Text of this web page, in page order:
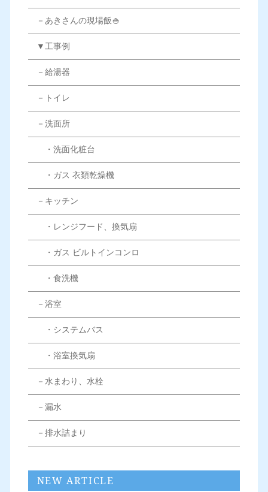
－あきさんの現場飯🍚
▼工事例
－給湯器
－トイレ
－洗面所
・洗面化粧台
・ガス 衣類乾燥機
－キッチン
・レンジフード、換気扇
・ガス ビルトインコンロ
・食洗機
－浴室
・システムバス
・浴室換気扇
－水まわり、水栓
－漏水
－排水詰まり
NEW ARTICLE